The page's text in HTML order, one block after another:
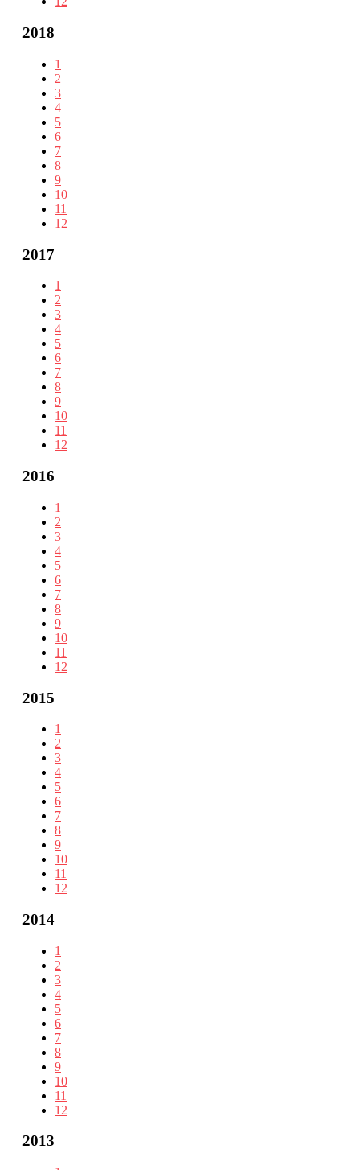
2018
1
2
3
4
5
6
7
8
9
10
11
12
2017
1
2
3
4
5
6
7
8
9
10
11
12
2016
1
2
3
4
5
6
7
8
9
10
11
12
2015
1
2
3
4
5
6
7
8
9
10
11
12
2014
1
2
3
4
5
6
7
8
9
10
11
12
2013